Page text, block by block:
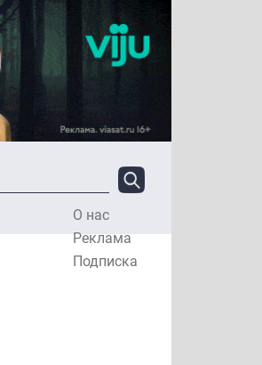
О нас
Реклама
Подписка